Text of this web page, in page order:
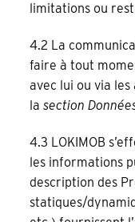
limitations ou
4.2 La
faire à tout
avec lui ou via
lasection
4.3 LOKIMOB
les informations
description des
statiques/